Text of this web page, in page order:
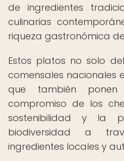
de ingredientes
culinarias
riqueza gastronómica
Estos platos no solo
comensales nacionales
que también
compromiso de los
sostenibilidad y la
biodiversidad a
ingredientes locales y